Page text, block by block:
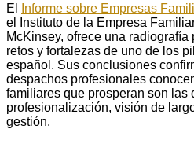
El Informe sobre Empresas
el Instituto de la Empresa
McKinsey, ofrece una
retos y fortalezas de uno de los
español. Sus conclusiones
despachos profesionales
familiares que prosperan son las
profesionalización, visión de
gestión.